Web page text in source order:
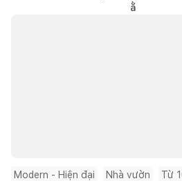
Modern - Hiện đại Nhà vườn Từ